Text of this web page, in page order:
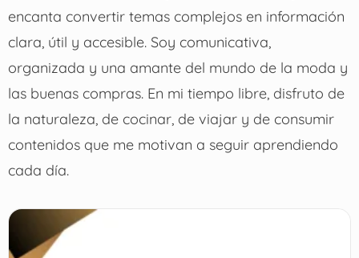
encanta convertir temas complejos en información
clara, útil y accesible. Soy comunicativa,
organizada y una amante del mundo de la moda y
las buenas compras. En mi tiempo libre, disfruto de
la naturaleza, de cocinar, de viajar y de consumir
contenidos que me motivan a seguir aprendiendo
cada día.